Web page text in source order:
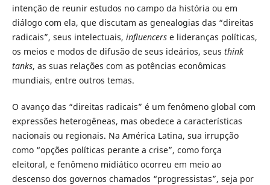
intenção de reunir estudos no campo da história ou em
diálogo com ela, que discutam as genealogias das “direitas
radicais”, seus intelectuais, influencerse lideranças políticas,
os meios e modos de difusão de seus ideários, seus think
tanks, as suas relações com as potências econômicas
mundiais, entre outros temas.
O avanço das “direitas radicais” é um fenômeno global com
expressões heterogêneas, mas obedece a características
nacionais ou regionais. Na América Latina, sua irrupção
como “opções políticas perante a crise”, como força
eleitoral, e fenômeno midiático ocorreu em meio ao
descenso dos governos chamados “progressistas”, seja por